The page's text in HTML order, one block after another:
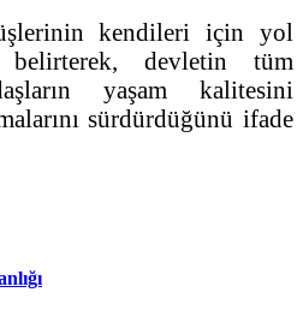
kendileri için yol
belirterek, devletin tüm
yaşam kalitesini
sürdürdüğünü ifade